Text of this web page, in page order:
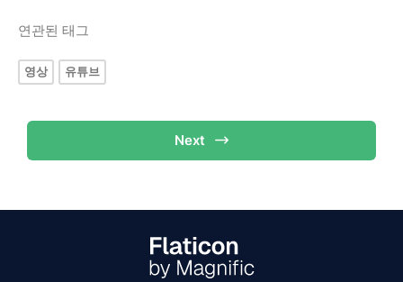
연관된 태그
영상 유튜브
Next